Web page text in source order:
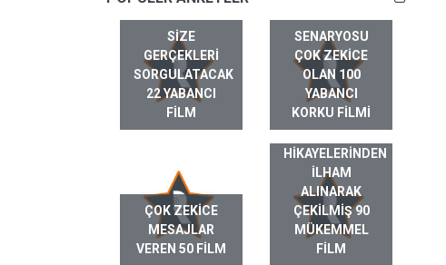
SIZE
GERÇEKLERI
SORGULATACAK
22 YABANCI
FILM
SENARYOSU
ÇOK ZEKICE
OLAN 100
YABANCI
KORKU FILMI
ÇOK ZEKICE
MESAJLAR
VEREN 50 FILM
GERÇEK HAYAT
HIKAYELERINDEN
ILHAM
ALINARAK
ÇEKILMIŞ 90
MÜKEMMEL
FILM